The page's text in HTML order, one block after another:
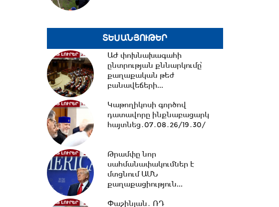
20:15 -Երկաթուղու
կառավարման ՌԴ լիցենցիան
չեղարկելը այդ գումարով...
աղբակույտից դուրս բերված
քաղաքացին
հիվանդանոցում...
19:06 -Ռուբեն Ռուբինյանն ու
Վալենտինա Մատվիենկոն
քննարկել են
միջխորհրդարանական...
18:00 -Ազատ շփում Գնել
ՏԵՍԱՆՅՈՒԹԵՐ
ԱԺ փոխնախագահի
ընտրության քննարկումը՝
քաղաքական թեժ
բանավեճերի...
Կաթողիկոսի գործով
դատավորը ինքնաբացարկ
հայտնեց․07․08․26/19․30/
Թրամփը նոր
սահմանափակումներ է
մտցնում ԱՄՆ
քաղաքացիություն...
Փաշինյան․ ՌԴ